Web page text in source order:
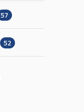
57
52